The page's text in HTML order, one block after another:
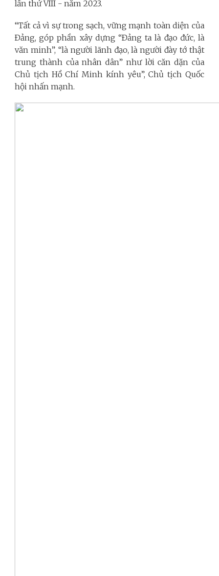
lần thứ VIII - năm 2023.
“Tất cả vì sự trong sạch, vững mạnh toàn diện của
Ðảng, góp phần xây dựng “Ðảng ta là đạo đức, là
văn minh”, “là người lãnh đạo, là người đày tớ thật
trung thành của nhân dân” như lời căn dặn của
Chủ tịch Hồ Chí Minh kính yêu”, Chủ tịch Quốc
hội nhấn mạnh.